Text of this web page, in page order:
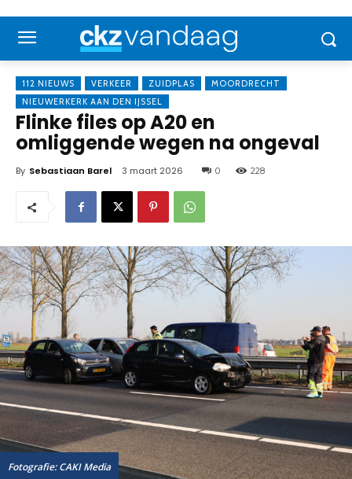
112 NIEUWS VERKEER ZUIDPLAS
MOORDRECHT
NIEUWERKERK AAN DEN IJSSEL
Flinke files op A20 en
omliggende wegen na ongeval
By Sebastiaan Barel 3 maart 2026 0 228
Fotografie: CAKI Media